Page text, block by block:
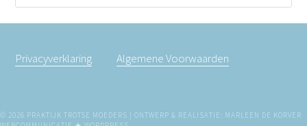
Privacyverklaring Algemene Voorwaarden
© 2026 PRAKTIJK TROTSE MOEDERS | ONTWERP & REALISATIE: MARLEEN DE KORVER